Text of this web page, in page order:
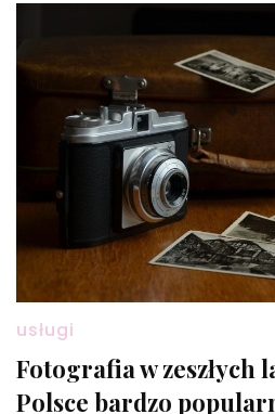
usługi
Fotografia w zeszłych
Polsce bardzo